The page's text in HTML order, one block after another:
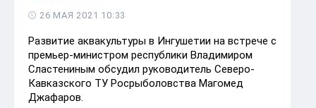
26 МАЯ 2021 10:33
Развитие аквакультуры в Ингушетии на встрече с
премьер-министром республики Владимиром
Сластениным обсудил руководитель Северо-
Кавказского ТУ Росрыболовства Магомед
Джафаров.